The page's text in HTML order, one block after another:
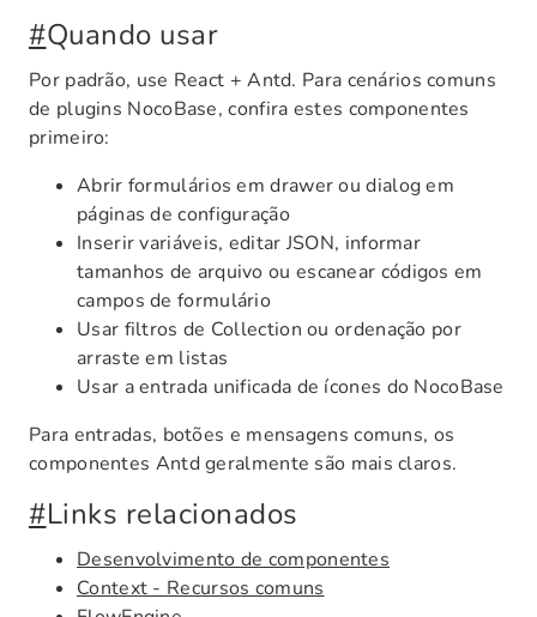
#Quando usar
Por padrão, use React + Antd. Para cenários comuns
de plugins NocoBase, confira estes componentes
primeiro:
Abrir formulários em drawer ou dialog em
páginas de configuração
Inserir variáveis, editar JSON, informar
tamanhos de arquivo ou escanear códigos em
campos de formulário
Usar filtros de Collection ou ordenação por
arraste em listas
Usar a entrada unificada de ícones do NocoBase
Para entradas, botões e mensagens comuns, os
componentes Antd geralmente são mais claros.
#Links relacionados
Desenvolvimento de componentes
Context - Recursos comuns